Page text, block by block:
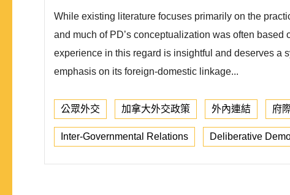
While existing literature focuses primarily on the
and much of PD’s conceptualization was often
experience in this regard is insightful and deserves a
emphasis on its foreign-domestic linkage...
公眾外交 加拿大外交政策 外內連結 府
Inter-Governmental Relations Deliberative